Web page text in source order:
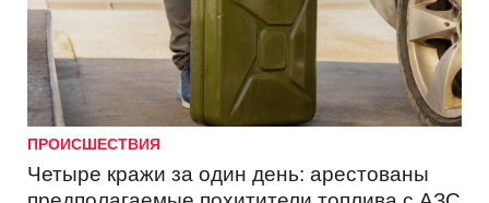
ПРОИСШЕСТВИЯ
Четыре кражи за один день: арестованы